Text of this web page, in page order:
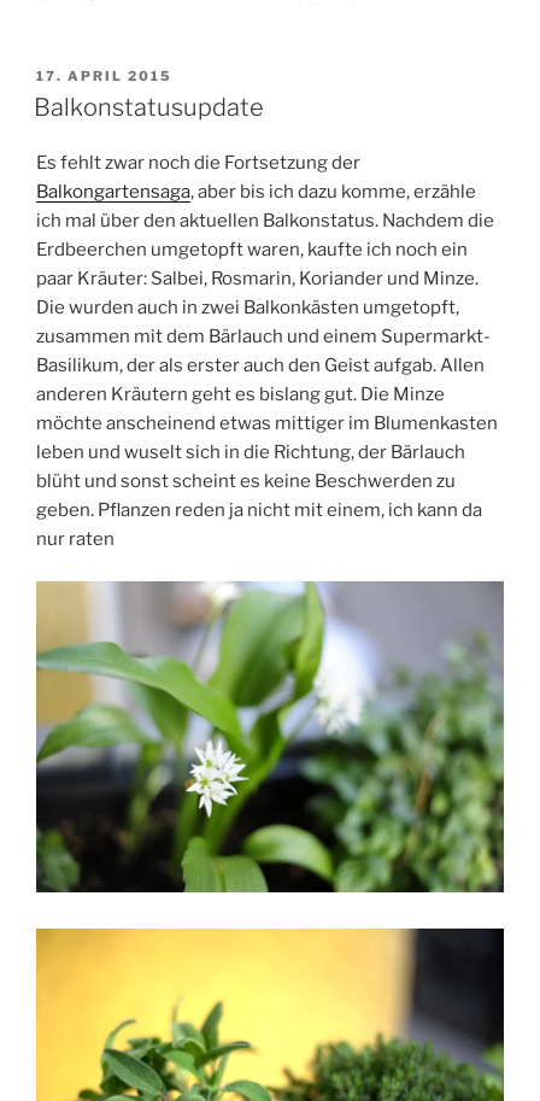
VERÖFFENTLICHT
AM
17. APRIL 2015
Balkonstatusupdate
Es fehlt zwar noch die Fortsetzung der
Balkongartensaga, aber bis ich dazu komme, erzähle
ich mal über den aktuellen Balkonstatus. Nachdem die
Erdbeerchen umgetopft waren, kaufte ich noch ein
paar Kräuter: Salbei, Rosmarin, Koriander und Minze.
Die wurden auch in zwei Balkonkästen umgetopft,
zusammen mit dem Bärlauch und einem Supermarkt-
Basilikum, der als erster auch den Geist aufgab. Allen
anderen Kräutern geht es bislang gut. Die Minze
möchte anscheinend etwas mittiger im Blumenkasten
leben und wuselt sich in die Richtung, der Bärlauch
blüht und sonst scheint es keine Beschwerden zu
geben. Pflanzen reden ja nicht mit einem, ich kann da
nur raten